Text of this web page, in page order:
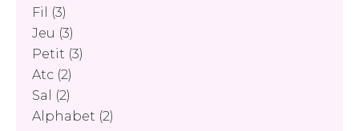
Fil
(3)
Jeu (3)
Petit (3)
Atc (2)
Sal
(2)
Alphabet (2)